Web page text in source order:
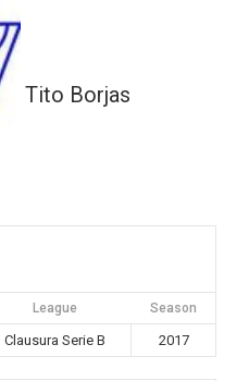
Tito Borjas
League Season
Clausura Serie B 2017